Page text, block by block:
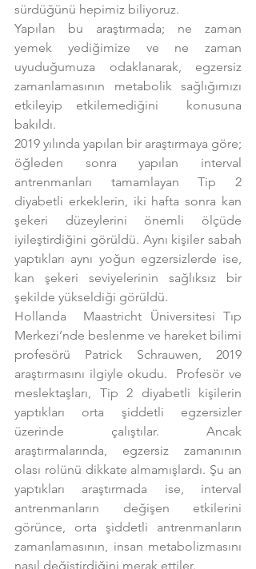
sürdüğünü hepimiz biliyoruz.
Yapılan bu araştırmada; ne zaman
yemek yediğimize ve ne zaman
uyuduğumuza odaklanarak, egzersiz
zamanlamasının metabolik sağlığımızı
etkileyip etkilemediğini  konusuna
bakıldı.
2019 yılında yapılan bir araştırmaya göre;
öğleden sonra yapılan interval
antrenmanları tamamlayan Tip 2
diyabetli erkeklerin, iki hafta sonra kan
şekeri düzeylerini önemli ölçüde
iyileştirdiğini görüldü. Aynı kişiler sabah
yaptıkları aynı yoğun egzersizlerde ise,
kan şekeri seviyelerinin sağlıksız bir
şekilde yükseldiği görüldü.
Hollanda  Maastricht Üniversitesi Tıp
Merkezi’nde beslenme ve hareket bilimi
profesörü Patrick Schrauwen, 2019
araştırmasını ilgiyle okudu.  Profesör ve
meslektaşları, Tip 2 diyabetli kişilerin
yaptıkları orta şiddetli egzersizler
üzerinde çalıştılar. Ancak
araştırmalarında, egzersiz zamanının
olası rolünü dikkate almamışlardı. Şu an
yaptıkları araştırmada ise, interval
antrenmanların değişen etkilerini
görünce, orta şiddetli antrenmanların
zamanlamasının, insan metabolizmasını
nasıl değiştirdiğini merak ettiler.